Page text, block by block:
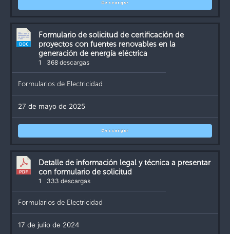
Descargar
Formulario de solicitud de certificación de
proyectos con fuentes renovables en la
generación de energía eléctrica
1 368 descargas
Formularios de Electricidad
27 de mayo de 2025
Descargar
Detalle de información legal y técnica a presentar
con formulario de solicitud
1 333 descargas
Formularios de Electricidad
17 de julio de 2024